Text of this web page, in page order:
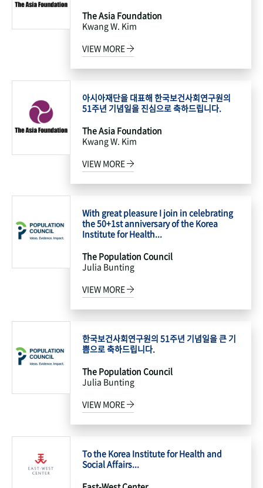
The Asia Foundation
Kwang W. Kim
VIEW MORE
아시아재단을 대표해 한국보건사회연구원의
51주년 기념일을 진심으로 축하드립니다.
The Asia Foundation
Kwang W. Kim
VIEW MORE
With great pleasure I join in celebrating
the 50+1st anniversary of the Korea
Institute for Health...
The Population Council
Julia Bunting
VIEW MORE
한국보건사회연구원의 51주년 기념일을 큰 기
쁨으로 축하드립니다.
The Population Council
Julia Bunting
VIEW MORE
To the Korea Institute for Health and
Social Affairs...